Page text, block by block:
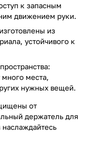
к запасным
движением руки.
из
устойчивого к
места,
нужных вещей.
от
держатель для